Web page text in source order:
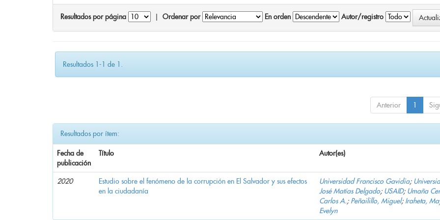
Resultados por página Ordenar por En orden Autor/registro
Resultados 1-1 de 1.
Anterior 1
Resultados por ítem:
Fecha de
publicación
Título Autor(es)
2020
Estudio sobre el fenómeno de la corrupción en El Salvador y sus efectos
en la ciudadanía
Universidad Francisco Gavidia;
José Matías Delgado; USAID; Umaña
Carlos A.; Peñailillo, Miguel; Iraheta,
Evelyn